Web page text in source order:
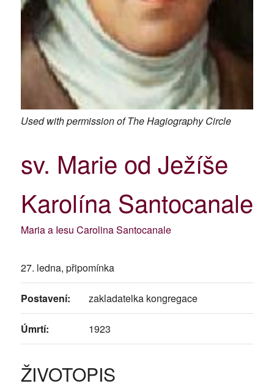
Used with permission of The Hagiography Circle
sv. Marie od Ježíše
Karolína Santocanale
Maria a Iesu Carolina Santocanale
27. ledna, připomínka
Postavení: zakladatelka kongregace
Úmrtí: 1923
ŽIVOTOPIS